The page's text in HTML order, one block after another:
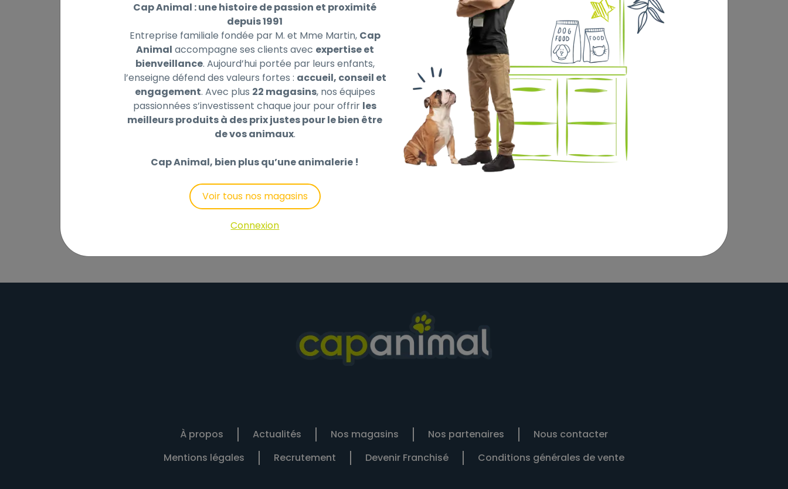
Description Laisser un avis
• Spray Fipronil • Traitement et prévention des infestations par les puces • Traitement et prévention des infestations par les tiques •
Traitement des infestations par les poux broyeurs Chez les chiens : Traitement et prévention des infestations par les puces (Ctenocephalides
spp.). Traitement et prévention des infestations par les tiques (Ixodes spp., y compris Ixodes ricinus). Traitement des infestations par les poux
broyeurs (Trichodectes canis). L’efficacité insecticide contre les nouvelles infestations par des puces adultes persiste jusqu’à 3 mois, selon le
contexte environnemental. La durée de l’efficacité acaricide du produit est d’un mois contre les tiques, selon la pression environnementale
d’infestation. Chez les chats : Traitement et prévention des infestations par les puces (Ctenocephalides spp.). Traitement et prévention des
infestations par les tiques (Ixodes spp., y compris Ixodes ricinus). Traitement des infestations par les poux broyeurs (Felicola subrostratus).
L’efficacité insecticide contre les nouvelles infestations par des puces adultes persiste jusqu’à 2 mois, selon le contexte environnemental. La
durée de l’efficacité acaricide du produit est d’un mois contre les tiques, selon la pression environnementale d’infestation.
Chaque mL contient : Substance active : Fipronil 2,5 mg
À propos Actualités Nos magasins Nos partenaires
Nous contacter
Mentions légales
Recrutement Devenir Franchisé Conditions générales de vente
Cap Animal : une histoire de passion et proximité
depuis 1991
Entreprise familiale fondée par M. et Mme Martin, Cap
Animal accompagne ses clients avec expertise et
bienveillance. Aujourd’hui portée par leurs enfants,
l’enseigne défend des valeurs fortes : accueil, conseil et
engagement. Avec plus 22 magasins, nos équipes
passionnées s’investissent chaque jour pour offrir les
meilleurs produits à des prix justes pour le bien être
de vos animaux.
Cap Animal, bien plus qu’une animalerie !
Voir tous nos magasins
Connexion